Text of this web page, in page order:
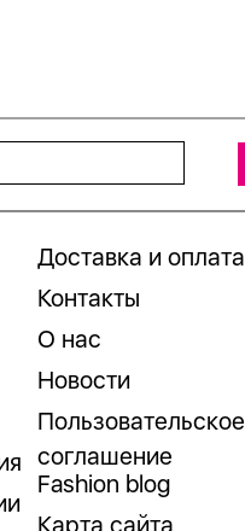
Доставка и оплата
Контакты
О нас
Новости
Пользовательское
соглашение
Fashion blog
Карта сайта